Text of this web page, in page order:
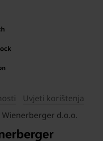
Uvjeti korištenja
d.o.o.